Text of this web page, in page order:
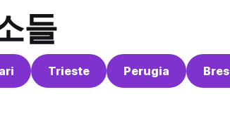
들
Trieste Perugia